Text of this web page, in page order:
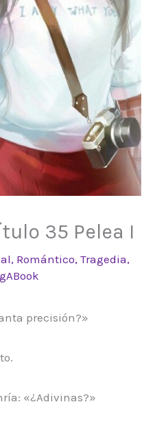
35 Pelea I
, Romántico, Tragedia,
precisión?»
«¿Adivinas?»